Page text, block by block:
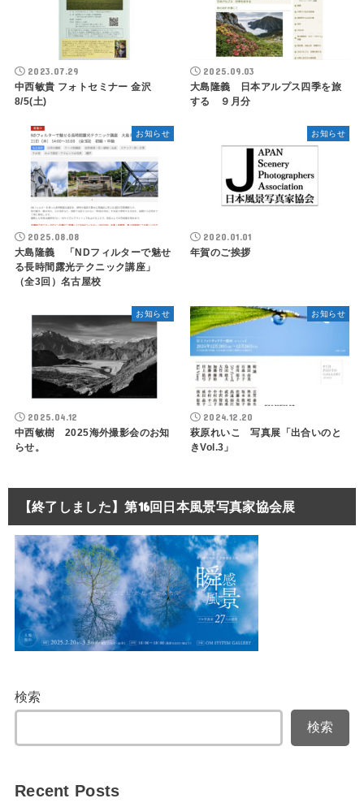
2023.07.29
中西敏貴 フォトセミナー 金沢
8/5(土)
2025.09.03
大島隆義 日本アルプス四季を旅
する ９月分
お知らせ
2025.08.08
大島隆義 「NDフィルターで魅せ
る長時間露光テクニック講座」
（全3回）名古屋校
お知らせ
2020.01.01
年賀のご挨拶
お知らせ
2025.04.12
中西敏樹 2025海外撮影会のお知
らせ。
お知らせ
2024.12.20
萩原れいこ 写真展「出合いのと
きVol.3」
【終了しました】第16回日本風景写真家協会展
検索
検索
Recent Posts